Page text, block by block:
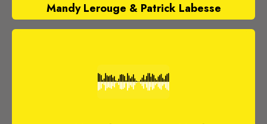
Mandy Lerouge & Patrick Labesse